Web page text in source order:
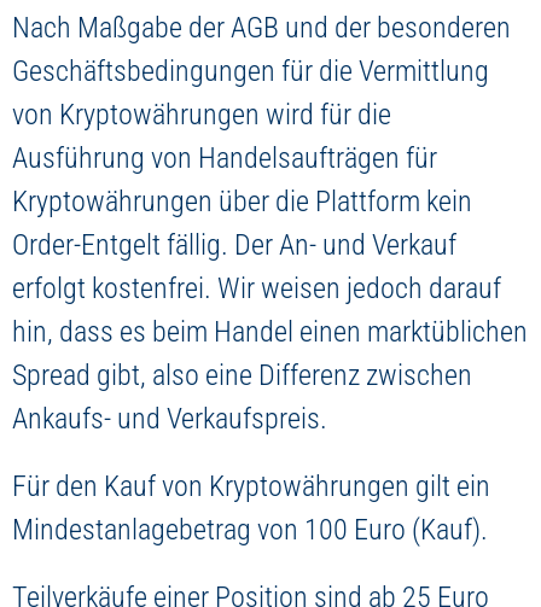
Nach Maßgabe der AGB und der besonderen
Geschäftsbedingungen für die Vermittlung
von Kryptowährungen wird für die
Ausführung von Handelsaufträgen für
Kryptowährungen über die Plattform kein
Order-Entgelt fällig. Der An- und Verkauf
erfolgt kostenfrei. Wir weisen jedoch darauf
hin, dass es beim Handel einen marktüblichen
Spread gibt, also eine Differenz zwischen
Ankaufs- und Verkaufspreis.
Für den Kauf von Kryptowährungen gilt ein
Mindestanlagebetrag von 100 Euro (Kauf).
Teilverkäufe einer Position sind ab 25 Euro